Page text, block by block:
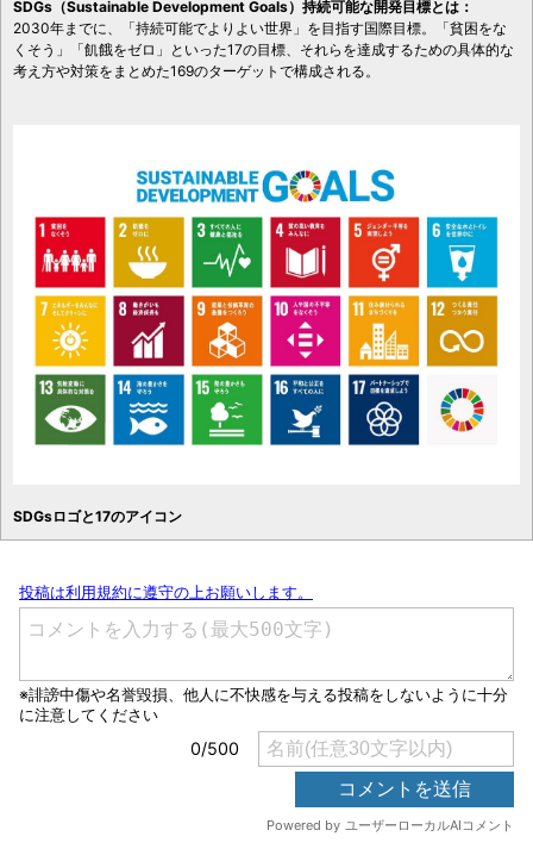
SDGs（Sustainable Development Goals）持続可能な開発目標とは：
2030年までに、「持続可能でよりよい世界」を目指す国際目標。「貧困をな
くそう」「飢餓をゼロ」といった17の目標、それらを達成するための具体的な
考え方や対策をまとめた169のターゲットで構成される。
SDGsロゴと17のアイコン